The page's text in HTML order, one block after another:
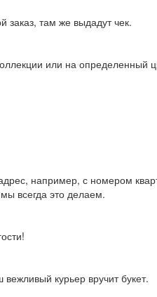
заказ, там же выдадут чек.
или на определенный
например, с номером
всегда это делаем.
курьер вручит букет.